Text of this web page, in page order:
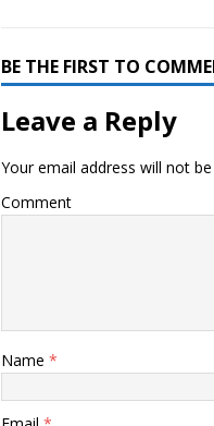
BE THE FIRST TO
Leave a Reply
Your email address will not
Comment
Name *